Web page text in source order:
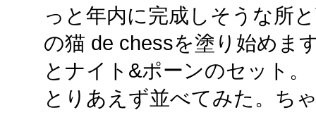
っと年内に完成しそうな所
の猫 de chessを塗り始めま
とナイト&ポーンのセット。
とりあえず並べてみた。ち